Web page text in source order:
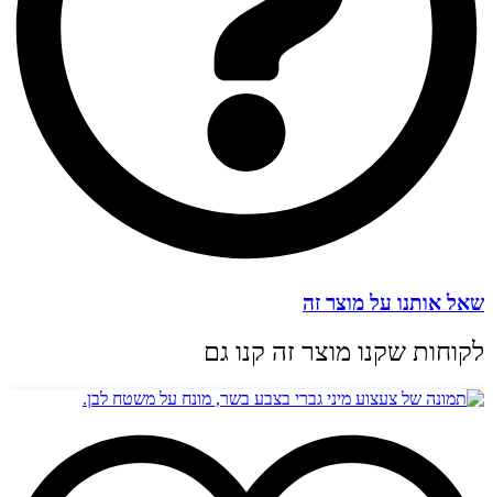
שאל אותנו על מוצר זה
לקוחות שקנו מוצר זה קנו גם